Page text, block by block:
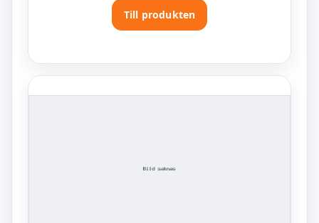
Till produkten